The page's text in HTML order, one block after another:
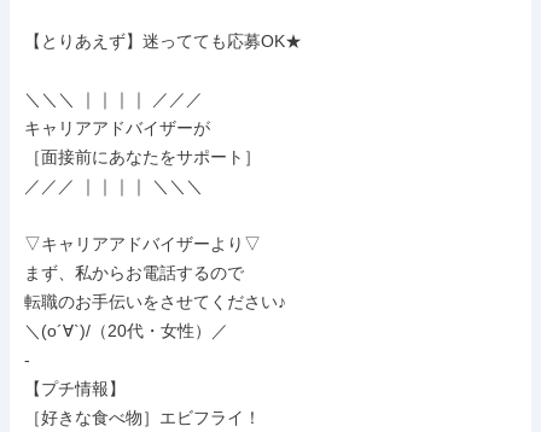
【とりあえず】迷ってても応募OK★
＼＼＼ ｜｜｜｜ ／／／
キャリアアドバイザーが
［面接前にあなたをサポート］
／／／ ｜｜｜｜ ＼＼＼
▽キャリアアドバイザーより▽
まず、私からお電話するので
転職のお手伝いをさせてください♪
＼(o´∀`)/（20代・女性）／
-
【プチ情報】
［好きな食べ物］エビフライ！